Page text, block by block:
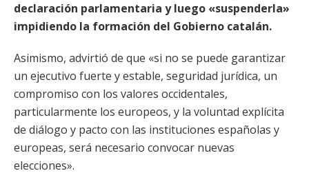
declaración parlamentaria y luego «suspenderla»
impidiendo la formación del Gobierno catalán.
Asimismo, advirtió de que «si no se puede garantizar
un ejecutivo fuerte y estable, seguridad jurídica, un
compromiso con los valores occidentales,
particularmente los europeos, y la voluntad explícita
de diálogo y pacto con las instituciones españolas y
europeas, será necesario convocar nuevas
elecciones».